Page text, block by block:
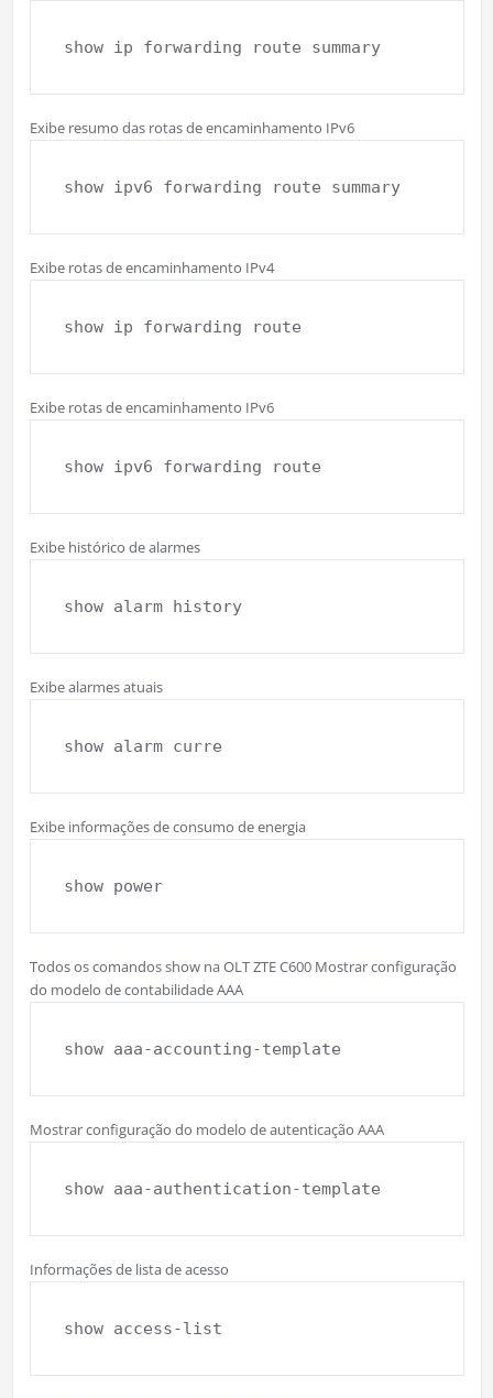
show ip forwarding route summary
Exibe resumo das rotas de encaminhamento IPv6
show ipv6 forwarding route summary
Exibe rotas de encaminhamento IPv4
show ip forwarding route
Exibe rotas de encaminhamento IPv6
show ipv6 forwarding route
Exibe histórico de alarmes
show alarm history
Exibe alarmes atuais
show alarm curre
Exibe informações de consumo de energia
show power
Todos os comandos show na OLT ZTE C600 Mostrar configuração
do modelo de contabilidade AAA
show aaa-accounting-template
Mostrar configuração do modelo de autenticação AAA
show aaa-authentication-template
Informações de lista de acesso
show access-list